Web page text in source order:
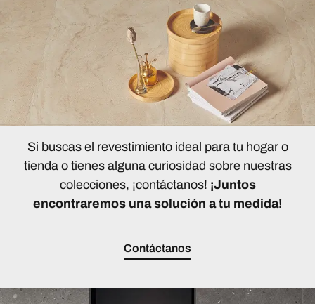
Si buscas el revestimiento ideal para tu hogar o
tienda o tienes alguna curiosidad sobre nuestras
colecciones, ¡contáctanos! ¡Juntos
encontraremos una solución a tu medida!
Contáctanos